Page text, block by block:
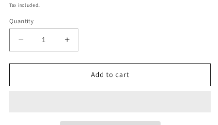
price
Tax included.
Quantity
Decrease
quantity
for
de
Increase
quantity
for
Caderno
de
Add to cart